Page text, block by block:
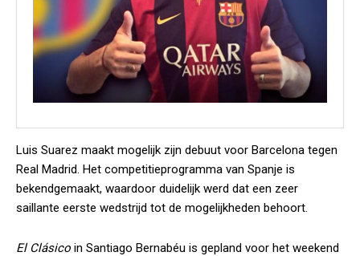
Luis Suarez maakt mogelijk zijn debuut voor Barcelona tegen
Real Madrid. Het competitieprogramma van Spanje is
bekendgemaakt, waardoor duidelijk werd dat een zeer
saillante eerste wedstrijd tot de mogelijkheden behoort.
El Clásico in Santiago Bernabéu is gepland voor het weekend